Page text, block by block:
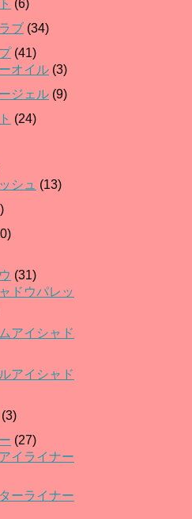
(6)
ブ (34)
(41)
オイル (3)
ジェル (9)
(24)
シュ (13)
(31)
ドウパレッ
アイシャド
アイシャド
(3)
(27)
イライナー
ーライナー